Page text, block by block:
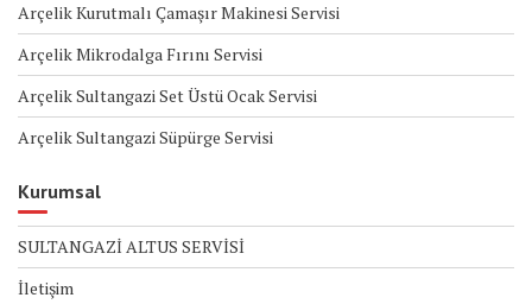
Arçelik Kurutmalı Çamaşır Makinesi Servisi
Arçelik Mikrodalga Fırını Servisi
Arçelik Sultangazi Set Üstü Ocak Servisi
Arçelik Sultangazi Süpürge Servisi
Kurumsal
SULTANGAZİ ALTUS SERVİSİ
İletişim